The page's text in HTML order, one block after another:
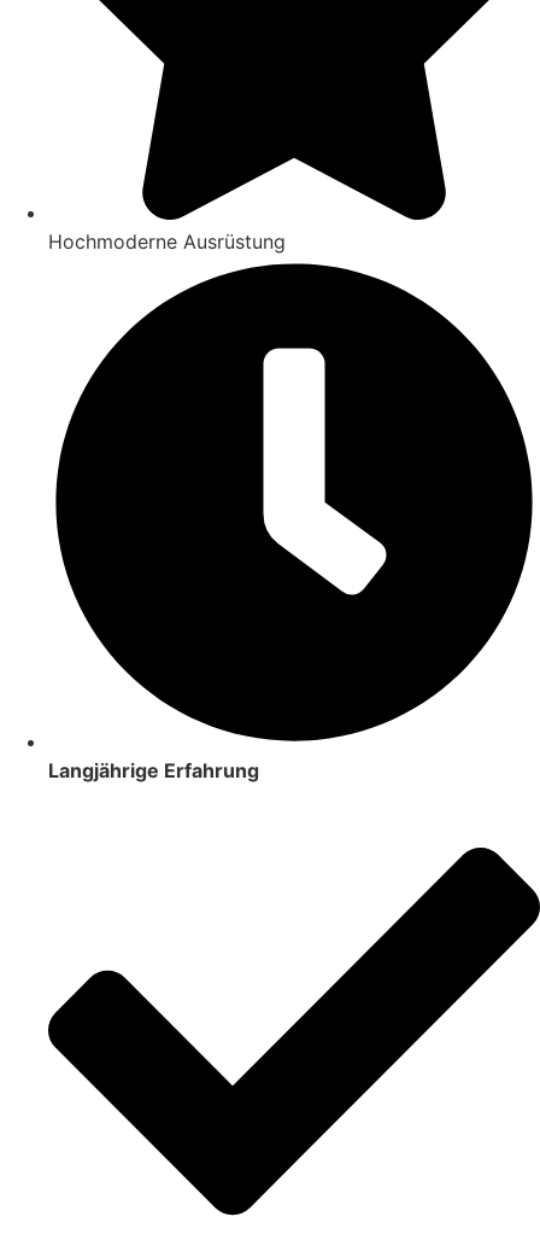
Hochmoderne Ausrüstung
Langjährige Erfahrung